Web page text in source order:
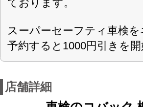
お支払方法 現金又はローン（一部クレジットカー